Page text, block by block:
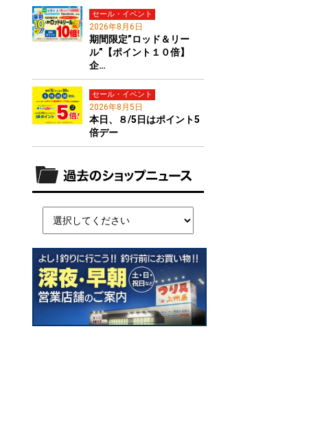
セール・イベント
2026年8月6日
期間限定”ロッド＆リー
ル”【ポイント１０倍】
企…
セール・イベント
2026年8月5日
本日、８/5日はポイント5
倍デー